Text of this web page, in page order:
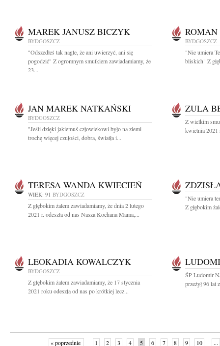
MAREK JANUSZ BICZYK
BYDGOSZCZ
"Odszedłeś tak nagle, że ani uwierzyć, ani się
pogodzić" Z ogromnym smutkiem zawiadamiamy, że
23...
BYDGOSZCZ
"Nie umiera
bliskich" Z
JAN MAREK NATKAŃSKI
BYDGOSZCZ
"Jeśli dzięki jakiemuś człowiekowi było na ziemi
trochę więcej czułości, dobra, światła i...
ZULA
Z wielkim
kwietnia 2021
TERESA WANDA KWIECIEŃ
WIEK: 91 BYDGOSZCZ
Z głębokim żalem zawiadamiamy, że dnia 2 lutego
2021 r. odeszła od nas Nasza Kochana Mama,...
"Nie umiera
Z głębokim
LEOKADIA KOWALCZYK
BYDGOSZCZ
Z głębokim żalem zawiadamiamy, że 17 stycznia
2021 roku odeszła od nas po krótkiej lecz...
ŚP Ludomir
przeżył 96 lat
« poprzednie 1 2 3 4 5 6 7 8 9 10 ...